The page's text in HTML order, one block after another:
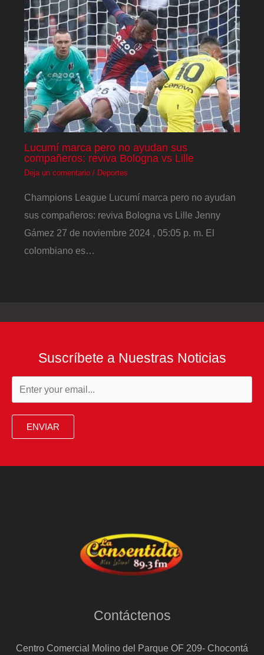
Lucumí marca pero no ayudan sus
compañeros: reviva Bologna vs Lille
Deja un comentario / Deportes
Champions League Lucumí marca pero no ayudan
sus compañeros: reviva Bologna vs Lille Jenny
Gámez 27 de noviembre 2024 , 05:05 p. m. El
colombiano es…
Suscríbete a Nuestras Noticias
ENVIAR
Contáctenos
Centro Comercial Molino del Parque OF 209- Chocontá